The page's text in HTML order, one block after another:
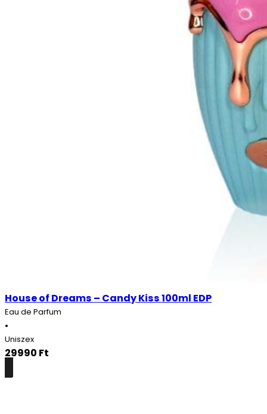
House of Dreams – Candy Kiss 100ml EDP
Eau de Parfum
•
Uniszex
29990 Ft
Részletek